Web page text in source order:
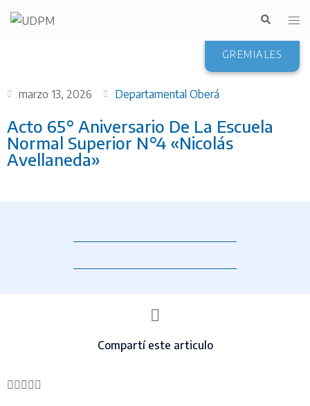
GREMIALES
marzo 13, 2026 Departamental Oberá
Acto 65° Aniversario De La Escuela
Normal Superior N°4 «Nicolás
Avellaneda»
Compartí este articulo